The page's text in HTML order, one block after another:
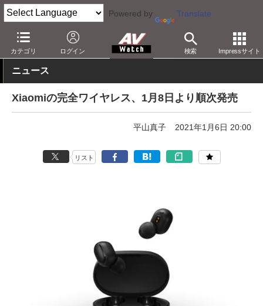
Powered by Translate
カテゴリ ログイン 検索 Impressサイト
AV Watch 製品 ヘッドフォン その他
ニュース
Xiaomiの完全ワイヤレス、1月8日より順次発売
平山真子 2021年1月6日 20:00
リスト